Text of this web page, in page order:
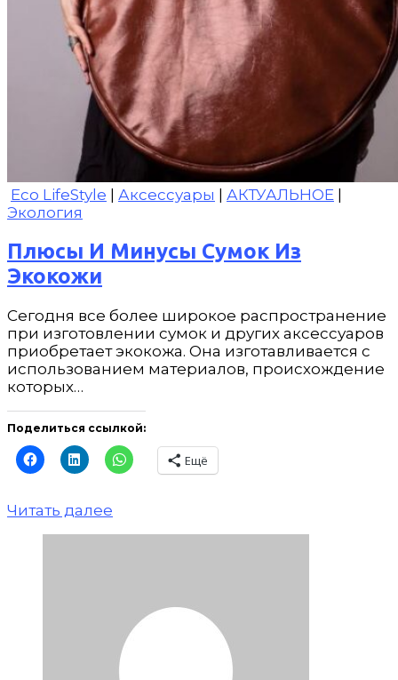
Eco LifeStyle Аксессуары АКТУАЛЬНОЕ
Экология
Плюсы И Минусы Сумок Из
Экокожи
Сегодня все более широкое распространение
при изготовлении сумок и других аксессуаров
приобретает экокожа. Она изготавливается с
использованием материалов, происхождение
которых…
Поделиться ссылкой:
Ещё
Читать далее